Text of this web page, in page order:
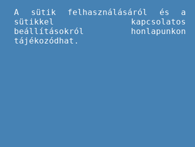
A TEMPUS
Az 1996-ban létrehozott Tempus
felügyelete alatt működő, több
amely az általa kezelt pályázati
A sütik felhasználásáról és a
sütikkel kapcsolatos
beállításokról honlapunkon
tájékozódhat.